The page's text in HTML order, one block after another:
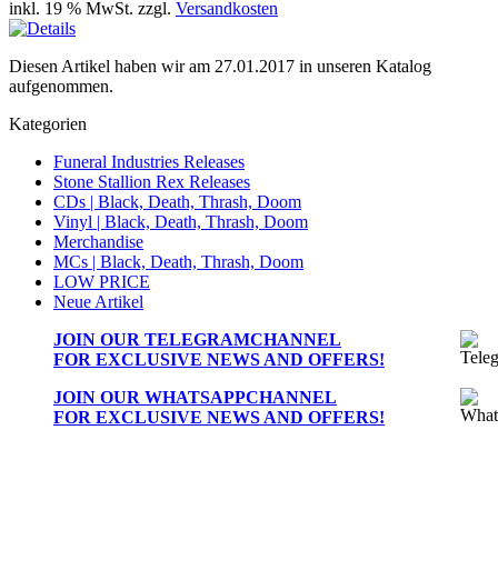
inkl. 19 % MwSt. zzgl. Versandkosten
Diesen Artikel haben wir am 27.01.2017 in unseren Katalog
aufgenommen.
Kategorien
Funeral Industries Releases
Stone Stallion Rex Releases
CDs | Black, Death, Thrash, Doom
Vinyl | Black, Death, Thrash, Doom
Merchandise
MCs | Black, Death, Thrash, Doom
LOW PRICE
Neue Artikel
JOIN OUR TELEGRAMCHANNEL
FOR EXCLUSIVE NEWS AND OFFERS!
JOIN OUR WHATSAPPCHANNEL
FOR EXCLUSIVE NEWS AND OFFERS!